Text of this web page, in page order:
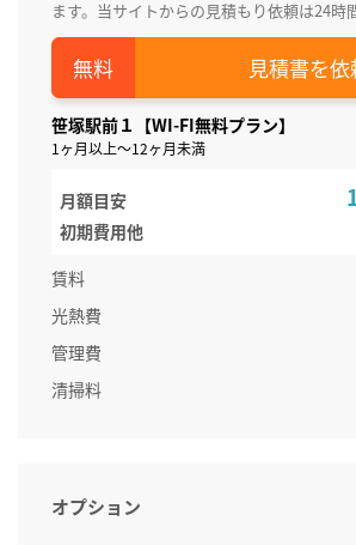
ます。当サイトからの見積もり依頼は24時
見積書を依
笹塚駅前１【WI-FI無料プラン】
1ヶ月以上～12ヶ月未満
月額目安
初期費用他
賃料
光熱費
管理費
清掃料
オプション